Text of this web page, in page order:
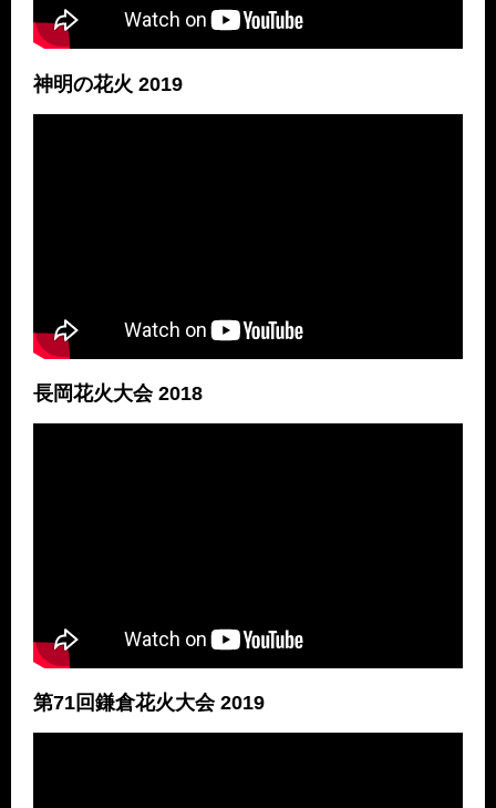
神明の花火 2019
長岡花火大会 2018
第71回鎌倉花火大会 2019